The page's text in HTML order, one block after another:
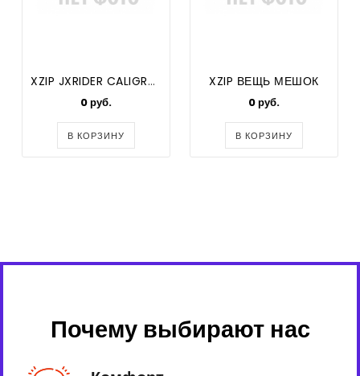
XZIP JXRIDER CALIGRAPH
0 руб.
В КОРЗИНУ
XZIP ВЕЩЬ МЕШОК
0 руб.
В КОРЗИНУ
Почему выбирают нас